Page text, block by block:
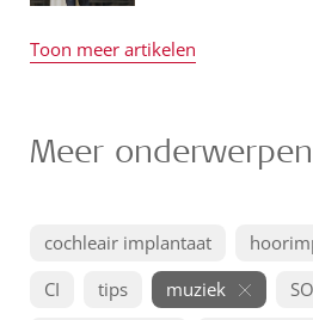
Toon meer artikelen
Meer onderwerpen
cochleair implantaat
CI
tips muziek